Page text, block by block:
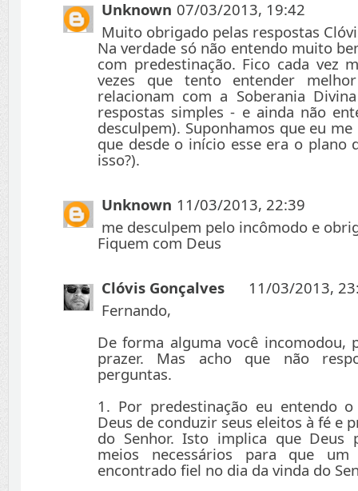
Unknown 07/03/2013, 19:42
Muito obrigado pelas respostas
Na verdade só não entendo muito
com predestinação. Fico cada vez
vezes que tento entender
relacionam com a Soberania
respostas simples - e ainda não
desculpem). Suponhamos que eu
que desde o início esse era o plano
isso?).
Unknown 11/03/2013, 22:39
me desculpem pelo incômodo e
Fiquem com Deus
Clóvis Gonçalves
11/03/2013,
Fernando,
De forma alguma você incomodou,
prazer. Mas acho que não
perguntas.
1. Por predestinação eu entendo
Deus de conduzir seus eleitos à fé e
do Senhor. Isto implica que Deus
meios necessários para que
encontrado fiel no dia da vinda do